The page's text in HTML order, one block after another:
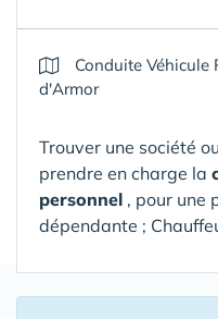
Conduite Véhicule
d'Armor
Trouver une société
prendre en charge la
personnel , pour une
dépendante ;